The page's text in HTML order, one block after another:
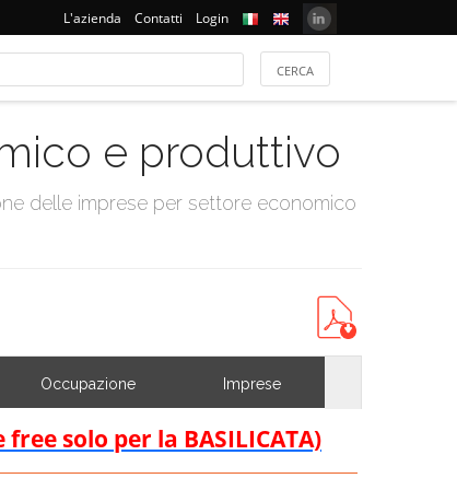
L'azienda Contatti Login
e produttivo
delle imprese per settore economico
Occupazione Imprese
solo per la BASILICATA)